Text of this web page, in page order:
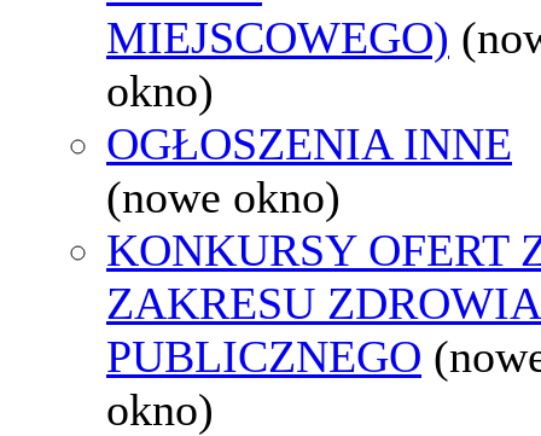
MIEJSCOWEGO)
okno)
OGŁOSZENIA INNE
(nowe okno)
KONKURSY OFERT
ZAKRESU ZDROWIA
PUBLICZNEGO
okno)